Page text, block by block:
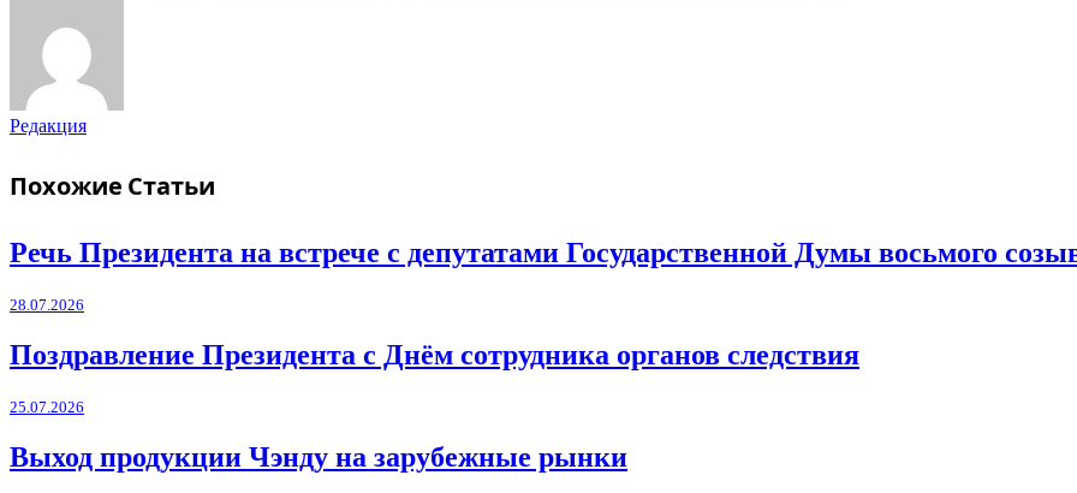
Редакция
Похожие Статьи
Речь Президента на встрече с депутатами Государственной Думы восьмого
28.07.2026
Поздравление Президента с Днём сотрудника органов следствия
25.07.2026
Выход продукции Чэнду на зарубежные рынки